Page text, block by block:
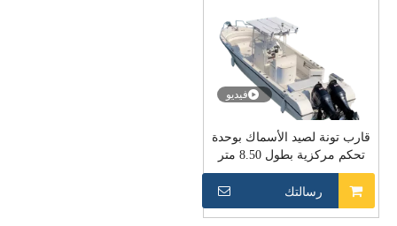
فيديو
قارب تونة لصيد الأسماك بوحدة
تحكم مركزية بطول 8.50 متر
و27 قدم من الألياف الزجاجية مع
باب جانبي
رسالتك